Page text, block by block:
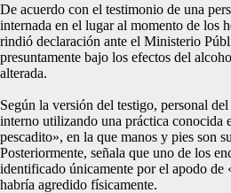
De acuerdo con el testimonio de una
internada en el lugar al momento de los
rindió declaración ante el Ministerio
presuntamente bajo los efectos del
alterada.
Según la versión del testigo, personal
interno utilizando una práctica conocida
pescadito», en la que manos y pies son
Posteriormente, señala que uno de los
identificado únicamente por el apodo de
habría agredido físicamente.